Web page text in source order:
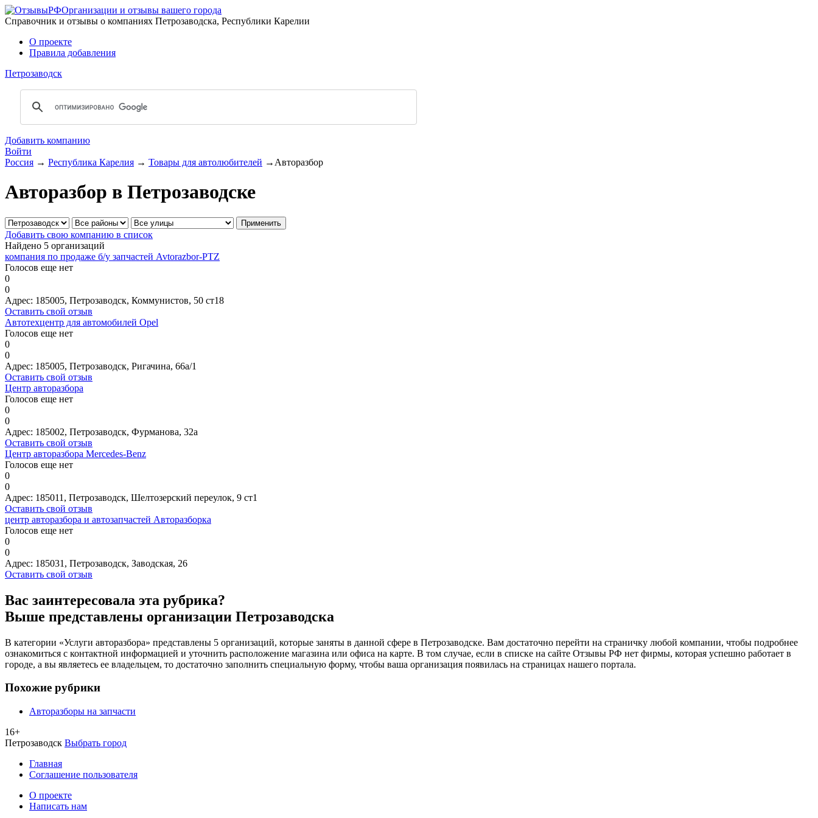
Организации и отзывы вашего города
Справочник и отзывы о компаниях Петрозаводска, Республики Карелии
О проекте
Правила добавления
Петрозаводск
Добавить компанию
Войти
Россия → Республика Карелия → Товары для автолюбителей → Авторазбор
Авторазбор в Петрозаводске
Добавить свою компанию в список
Найдено 5 организаций
компания по продаже б/у запчастей Avtorazbor-PTZ
Голосов еще нет
0
0
Адрес: 185005, Петрозаводск, Коммунистов, 50 ст18
Оставить свой отзыв
Автотехцентр для автомобилей Opel
Голосов еще нет
0
0
Адрес: 185005, Петрозаводск, Ригачина, 66а/1
Оставить свой отзыв
Центр авторазбора
Голосов еще нет
0
0
Адрес: 185002, Петрозаводск, Фурманова, 32а
Оставить свой отзыв
Центр авторазбора Mercedes-Benz
Голосов еще нет
0
0
Адрес: 185011, Петрозаводск, Шелтозерский переулок, 9 ст1
Оставить свой отзыв
центр авторазбора и автозапчастей Авторазборка
Голосов еще нет
0
0
Адрес: 185031, Петрозаводск, Заводская, 26
Оставить свой отзыв
Вас заинтересовала эта рубрика?
Выше представлены организации Петрозаводска
В категории «Услуги авторазбора» представлены 5 организаций, которые заняты в данной сфере в Петрозаводске. Вам достаточно перейти на страничку любой компании, чтобы подробнее
ознакомиться с контактной информацией и уточнить расположение магазина или офиса на карте. В том случае, если в списке на сайте Отзывы РФ нет фирмы, которая успешно работает в
городе, а вы являетесь ее владельцем, то достаточно заполнить специальную форму, чтобы ваша организация появилась на страницах нашего портала.
Похожие рубрики
Авторазборы на запчасти
16+
Петрозаводск Выбрать город
Главная
Соглашение пользователя
О проекте
Написать нам